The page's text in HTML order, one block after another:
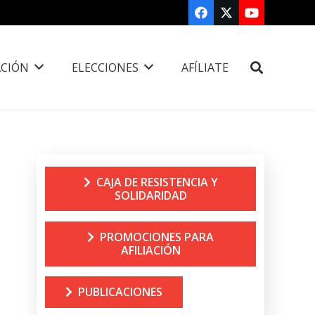
ELECCIONES AFÍLIATE
CAJA DE RESISTENCIA Y
SOLIDARIDAD
PROMOCIONES PARA
AFILIACIÓN
PUBLICACIONES